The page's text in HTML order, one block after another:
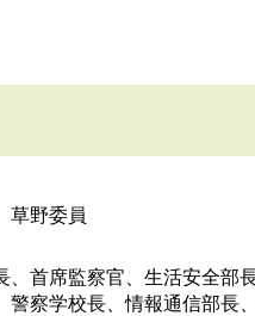
草野委員
、首席監察官、生活安全部
警察学校長、情報通信部長